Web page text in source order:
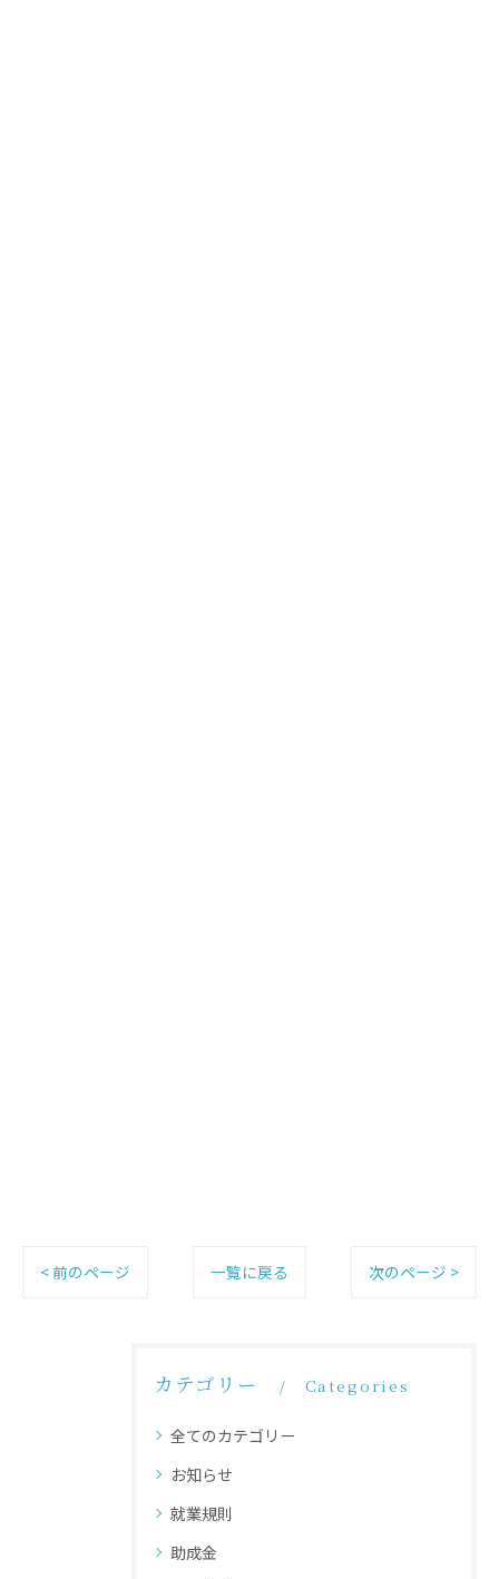
< 前のページ 一覧に戻る 次のページ >
カテゴリー Categories
全てのカテゴリー
お知らせ
就業規則
助成金